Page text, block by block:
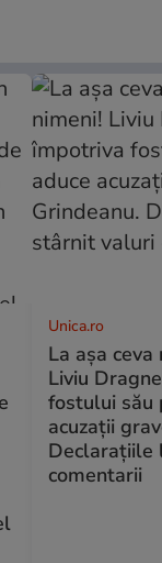
Unica.ro
La așa
Liviu
fostului său
acuzații
Declarațiile
comentarii